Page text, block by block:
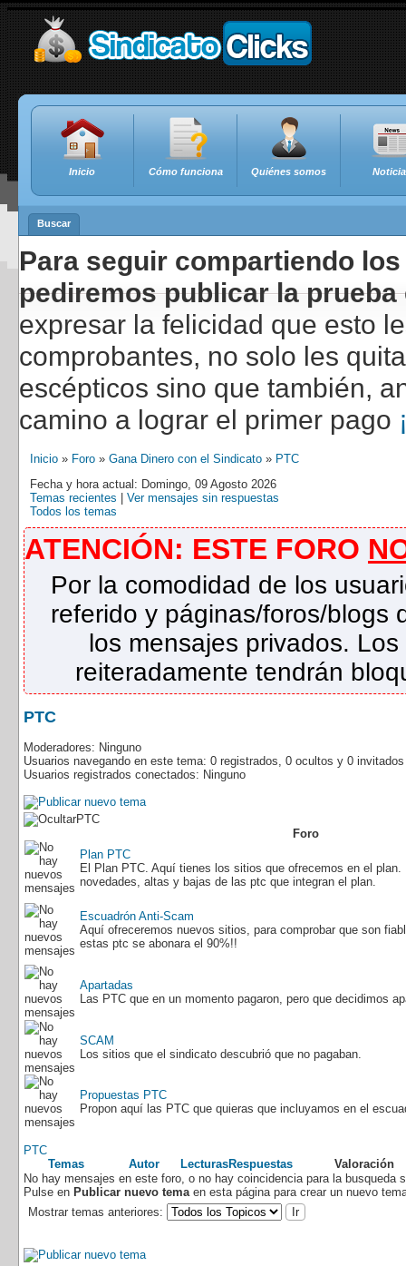
Inicio Cómo funciona Quiénes somos
Buscar
Para seguir compartiendo
pediremos publicar la
expresar la felicidad que esto
comprobantes, no solo les
escépticos sino que también,
camino a lograr el primer pago
Inicio » Foro » Gana Dinero con el Sindicato » PTC
Fecha y hora actual: Domingo, 09 Agosto 2026
Temas recientes
Ver mensajes sin respuestas
Todos los temas
ATENCIÓN: ESTE FORO
Por la comodidad de los
referido y páginas/foros/blogs
los mensajes privados.
reiteradamente tendrán
PTC
Moderadores: Ninguno
Usuarios navegando en este tema: 0 registrados, 0 ocultos y 0
Usuarios registrados conectados: Ninguno
PTC
Foro
Plan PTC
El Plan PTC. Aquí tienes los sitios que ofrecemos en el
novedades, altas y bajas de las ptc que integran el plan.
Escuadrón Anti-Scam
Aquí ofreceremos nuevos sitios, para comprobar que son
estas ptc se abonara el 90%!!
Apartadas
Las PTC que en un momento pagaron, pero que decidimos
SCAM
Los sitios que el sindicato descubrió que no pagaban.
Propuestas PTC
Propon aquí las PTC que quieras que incluyamos en el
PTC
Temas
Autor LecturasRespuestas
Valoración
No hay mensajes en este foro, o no hay coincidencia para la busqueda
Pulse en Publicar nuevo tema en esta página para crear un nuevo
Mostrar temas anteriores: